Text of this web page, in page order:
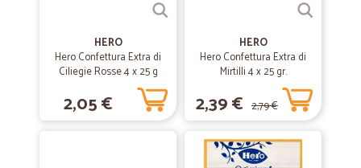
—Augusto Z.
Buon servizio efficiente
12/06/2020
HERO
Hero Confettura Extra di
Ciliegie Rosse 4 x 25 g
2,05 €
HERO
Hero Confettura Extra di
Mirtilli 4 x 25 gr.
2,39 € 2,79 €